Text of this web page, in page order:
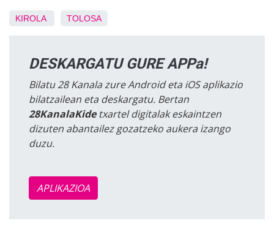
KIROLA TOLOSA
DESKARGATU GURE APPa!
Bilatu 28 Kanala zure Android eta iOS aplikazio
bilatzailean eta deskargatu. Bertan
28KanalaKidetxartel digitalak eskaintzen
dizuten abantailez gozatzeko aukera izango
duzu.
APLIKAZIOA